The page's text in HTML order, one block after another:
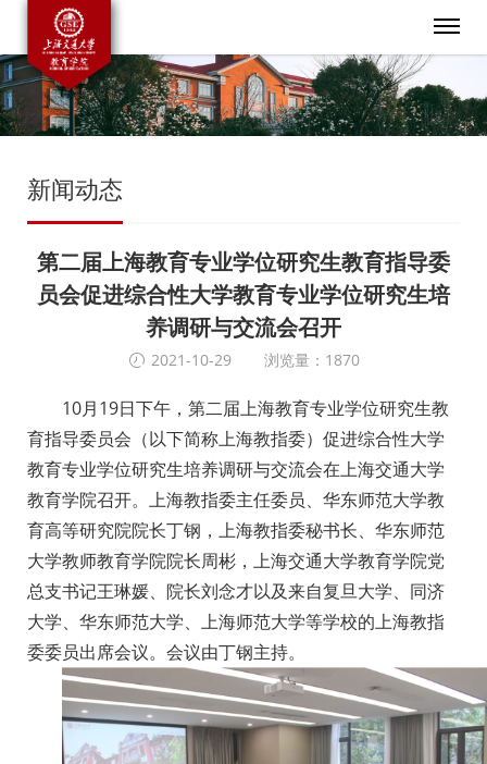
新闻动态
第二届上海教育专业学位研究生教育指导委
员会促进综合性大学教育专业学位研究生培
养调研与交流会召开
2021-10-29 浏览量：1870
10月19日下午，第二届上海教育专业学位研究生教
育指导委员会（以下简称上海教指委）促进综合性大学
教育专业学位研究生培养调研与交流会在上海交通大学
教育学院召开。上海教指委主任委员、华东师范大学教
育高等研究院院长丁钢，上海教指委秘书长、华东师范
大学教师教育学院院长周彬，上海交通大学教育学院党
总支书记王琳媛、院长刘念才以及来自复旦大学、同济
大学、华东师范大学、上海师范大学等学校的上海教指
委委员出席会议。会议由丁钢主持。